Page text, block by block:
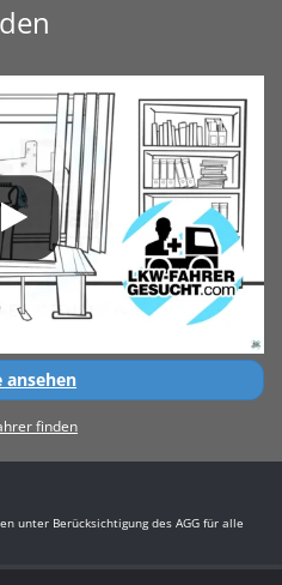
ansehen
finden
unter Berücksichtigung des AGG für alle